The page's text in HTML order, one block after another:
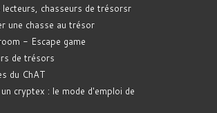
lecteurs, chasseurs de trésorsr
une chasse au trésor
- Escape game
de trésors
du ChAT
un cryptex : le mode d'emploi de